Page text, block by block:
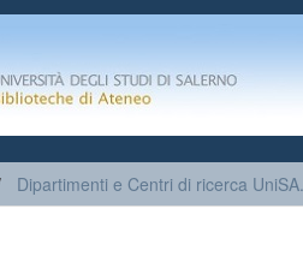
Dipartimenti e Centri di ricerca